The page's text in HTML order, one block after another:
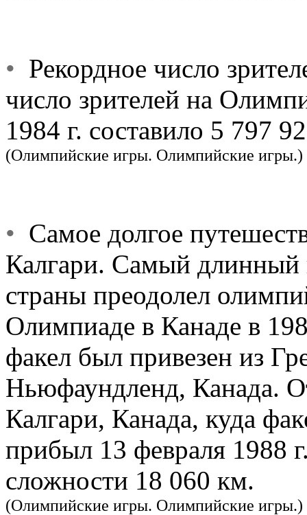
• Рекордное число
число зрителей на
1984 г. составило 5 797
(Олимпийские игры. Олимпийские игры.)
• Самое долгое
Калгари. Самый длинный
страны преодолел
Олимпиаде в Канаде в
факел был привезен из
Ньюфаундленд, Канада.
Калгари, Канада, куда
прибыл 13 февраля 1988
сложности 18 060 км.
(Олимпийские игры. Олимпийские игры.)